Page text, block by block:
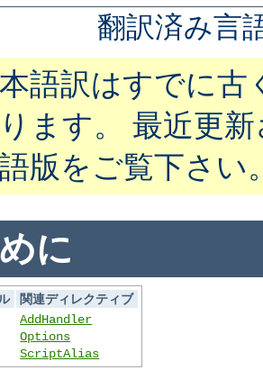
翻訳済み言
語訳はすでに古
ます。 最近更
版をご覧下さい
に
関連ディレクティブ
AddHandler
Options
ScriptAlias